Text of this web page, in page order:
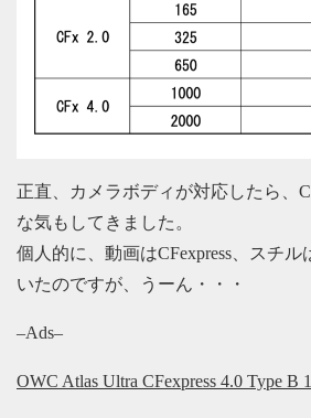
正直、カメラボディが対応したら、
な気もしてきました。
個人的に、動画はCFexpress、スチ
いたのですが、うーん・・・
–Ads–
OWC Atlas Ultra CFexpress 4.0 Type B